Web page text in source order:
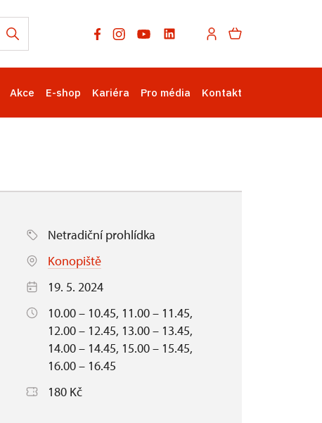
Akce E-shop Kariéra Pro média Kontakt
Netradiční prohlídka
Konopiště
19. 5. 2024
10.00 – 10.45, 11.00 – 11.45,
12.00 – 12.45, 13.00 – 13.45,
14.00 – 14.45, 15.00 – 15.45,
16.00 – 16.45
180 Kč